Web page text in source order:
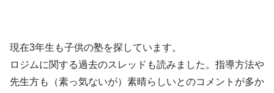
現在3年生も子供の塾を探しています。
ロジムに関する過去のスレッドも読みました。指導方法や
先生方も（素っ気ないが）素晴らしいとのコメントが多か